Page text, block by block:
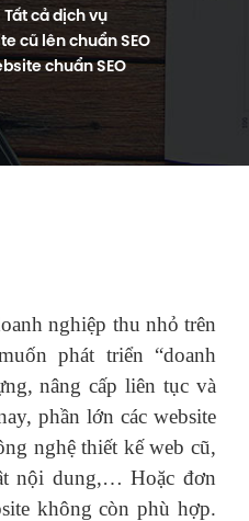
Tất cả dịch vụ
cũ lên chuẩn SEO
chuẩn SEO
nghiệp thu nhỏ trên
phát triển “doanh
nâng cấp liên tục và
phần lớn các website
nghệ thiết kế web cũ,
nội dung,… Hoặc đơn
không còn phù hợp.